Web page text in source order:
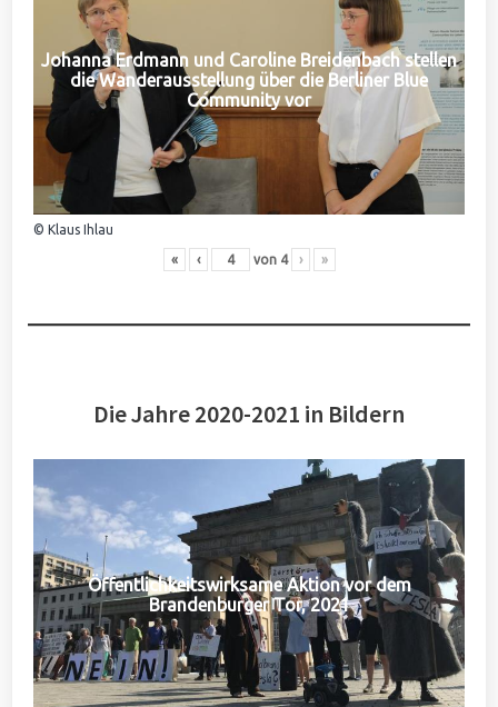
Johanna Erdmann und Caroline Breidenbach stellen
die Wanderausstellung über die Berliner Blue
Community vor
© Klaus Ihlau
« ‹ von 4 › »
Die Jahre 2020-2021 in Bildern
Öffentlichkeitswirksame Aktion vor dem
Brandenburger Tor, 2021